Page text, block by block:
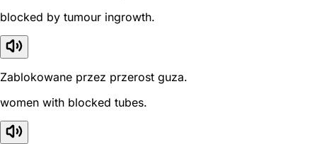
blocked by tumour ingrowth.
Zablokowane przez przerost guza.
women with blocked tubes.